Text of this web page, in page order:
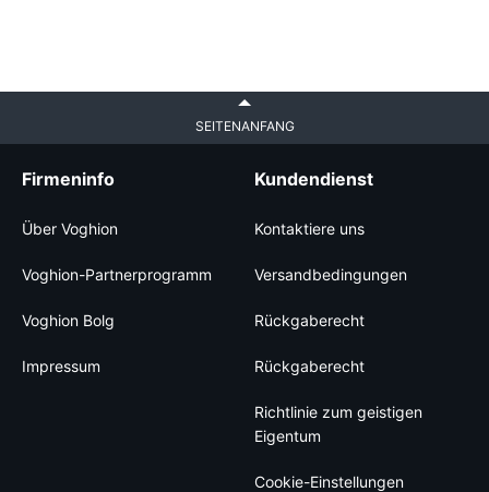
SEITENANFANG
Firmeninfo
Über Voghion
Voghion-Partnerprogramm
Voghion Bolg
Impressum
Kundendienst
Kontaktiere uns
Versandbedingungen
Rückgaberecht
Rückgaberecht
Richtlinie zum geistigen
Eigentum
Cookie-Einstellungen